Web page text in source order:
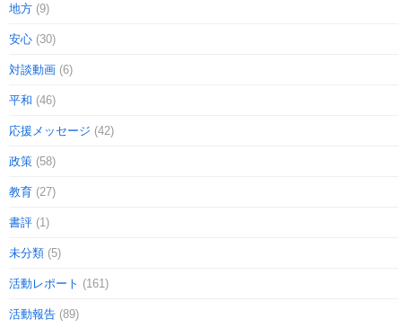
地方 (9)
安心 (30)
対談動画 (6)
平和 (46)
応援メッセージ (42)
政策 (58)
教育 (27)
書評 (1)
未分類 (5)
活動レポート (161)
活動報告 (89)